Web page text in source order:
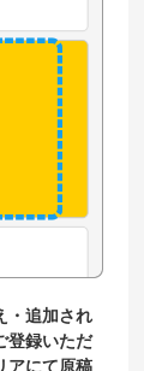
・追加され
登録いただ
アにて原稿